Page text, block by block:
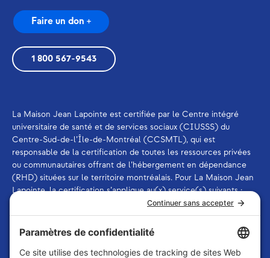
Faire un don +
1 800 567-9543
La Maison Jean Lapointe est certifiée par le Centre intégré
universitaire de santé et de services sociaux (CIUSSS) du
Centre-Sud-de-l’Île-de-Montréal (CCSMTL), qui est
responsable de la certification de toutes les ressources privées
ou communautaires offrant de l’hébergement en dépendance
(RHD) situées sur le territoire montréalais. Pour La Maison Jean
Lapointe, la certification s’applique au(x) service(s) suivants :
ressource offrant des services de thérapie et ressource offrant
des services d’aide et de soutien à la désintoxication.
La Maison Jean Lapointe est membre de
intervenants en dépendance du Québec (AIDQ)et de